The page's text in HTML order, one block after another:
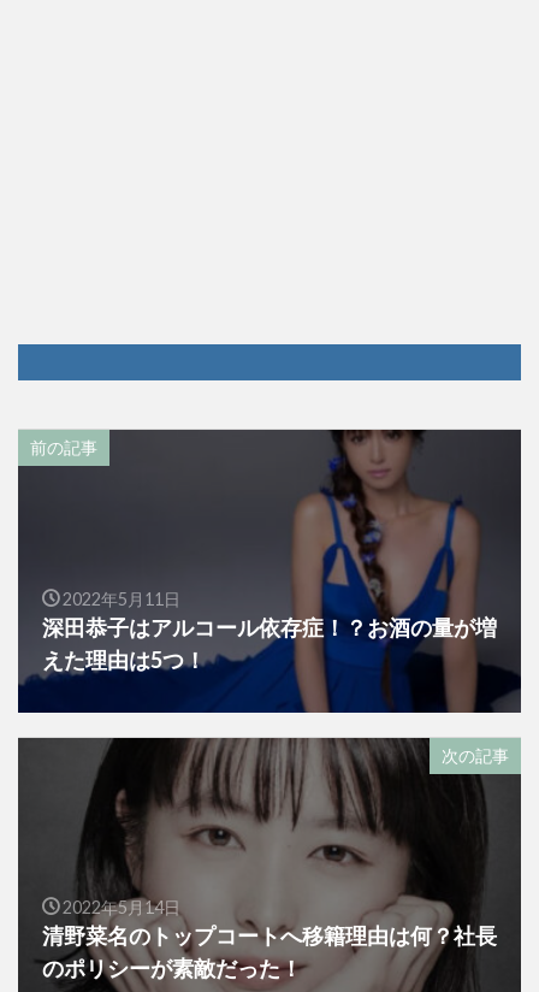
前の記事
2022年5月11日
深田恭子はアルコール依存症！？お酒の量が増
えた理由は5つ！
次の記事
2022年5月14日
清野菜名のトップコートへ移籍理由は何？社長
のポリシーが素敵だった！